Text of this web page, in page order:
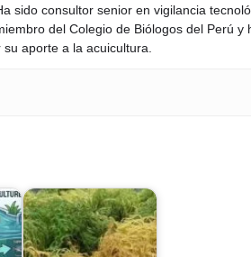
sido consultor senior en vigilancia
del Colegio de Biólogos del Perú y
aporte a la acuicultura.